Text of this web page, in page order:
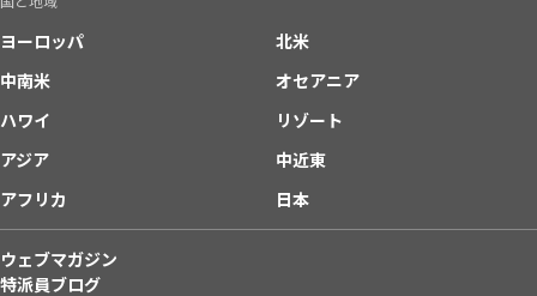
ヨーロッパ
北米
中南米
オセアニア
ハワイ
リゾート
アジア
中近東
アフリカ
日本
ウェブマガジン
特派員ブログ